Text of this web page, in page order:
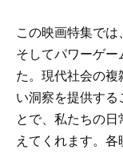
この映画特集では
そしてパワーゲー
た。現代社会の
い洞察を提供する
とで、私たちの
えてくれます。